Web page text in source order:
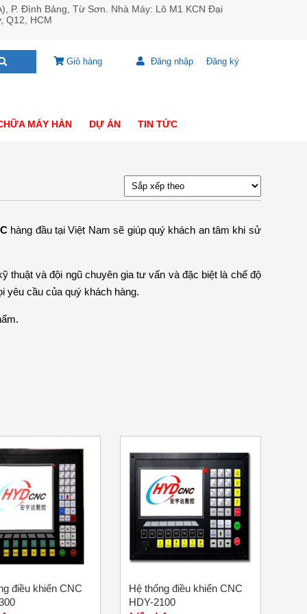
P. Đình Bảng, Từ Sơn. Nhà Máy: Lô M1 KCN Đại
Q12, HCM
Giỏ hàng Đăng nhập Đăng ký
MÁY HÀN DỰ ÁN TIN TỨC
hàng đầu tại Việt Nam sẽ giúp quý khách an tâm khi sử
và đội ngũ chuyên gia tư vấn và đặc biệt là chế độ
cầu của quý khách hàng.
điều khiển CNC
Hệ thống điều khiển CNC
HDY-2100